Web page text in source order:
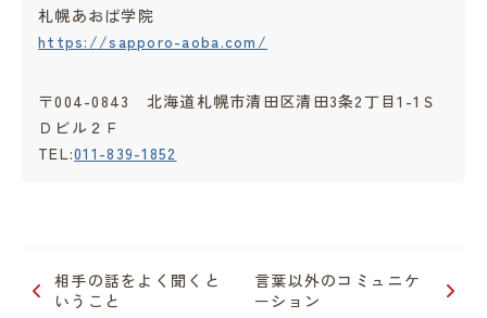
札幌あおば学院
https://sapporo-aoba.com/
〒004-0843 北海道札幌市清田区清田3条2丁目1-1Ｓ
Ｄビル２Ｆ
TEL:011-839-1852
相手の話をよく聞くと
いうこと
言葉以外のコミュニケ
ーション